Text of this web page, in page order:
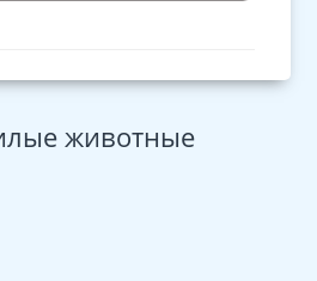
животные